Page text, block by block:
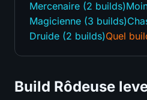
Mercenaire (2 builds)
Magicienne (3 builds)
Druide (2 builds)Quel
Build Rôdeuse